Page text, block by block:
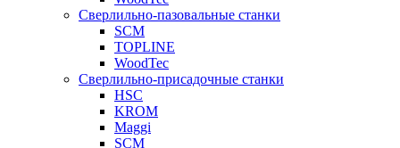
Сверлильно-пазовальные станки
SCM
TOPLINE
WoodTec
Сверлильно-присадочные станки
HSC
KROM
Maggi
SCM